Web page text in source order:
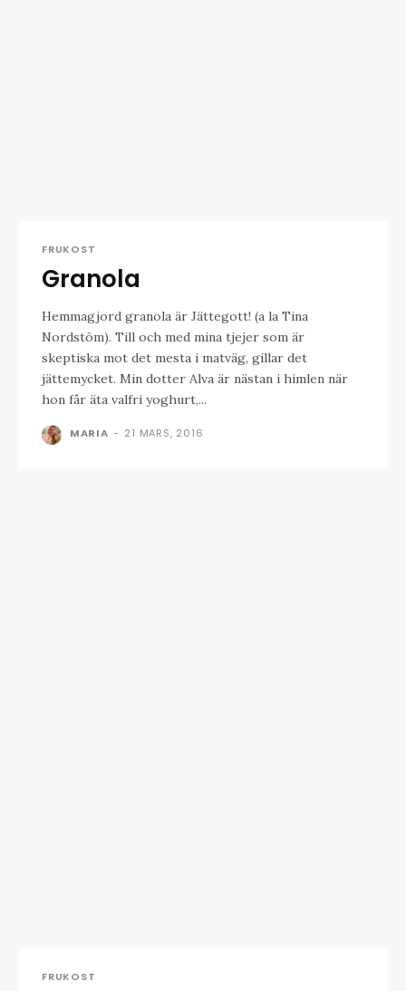
FRUKOST
Granola
Hemmagjord granola är Jättegott! (a la Tina
Nordstöm). Till och med mina tjejer som är
skeptiska mot det mesta i matväg, gillar det
jättemycket. Min dotter Alva är nästan i himlen när
hon får äta valfri yoghurt,...
MARIA - 21 MARS, 2016
FRUKOST